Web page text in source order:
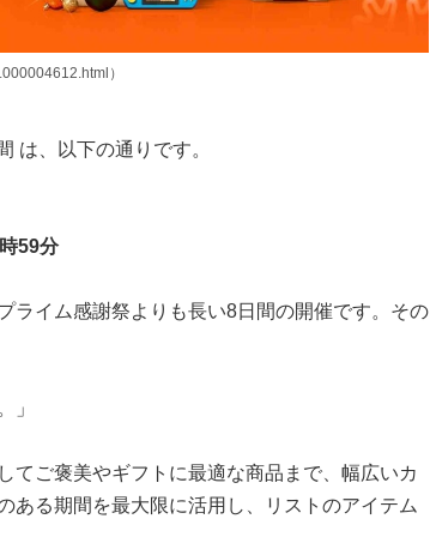
）
は、以下の通りです。
59分
ライム感謝祭よりも長い8日間の開催です。その
」
てご褒美やギフトに最適な商品まで、幅広いカ
ある期間を最大限に活用し、リストのアイテム